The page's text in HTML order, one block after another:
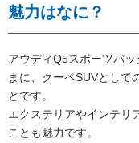
魅力はなに？
アウディQ5スポーツバ
まに、クーペSUVとして
とです。
エクステリアやインテリ
ことも魅力です。